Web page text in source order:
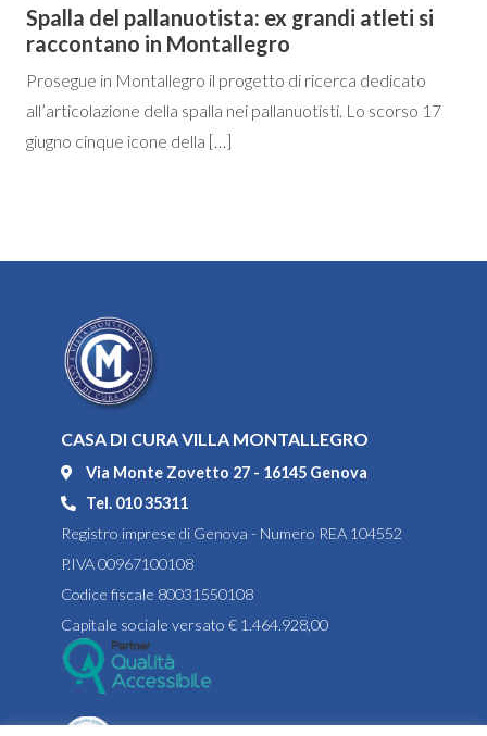
Spalla del pallanuotista: ex grandi atleti si
raccontano in Montallegro
Prosegue in Montallegro il progetto di ricerca dedicato
all’articolazione della spalla nei pallanuotisti. Lo scorso 17
giugno cinque icone della […]
CASA DI CURA VILLA MONTALLEGRO
Via Monte Zovetto 27 - 16145 Genova
Tel. 010 35311
Registro imprese di Genova - Numero REA 104552
P.IVA 00967100108
Codice fiscale 80031550108
Capitale sociale versato € 1.464.928,00